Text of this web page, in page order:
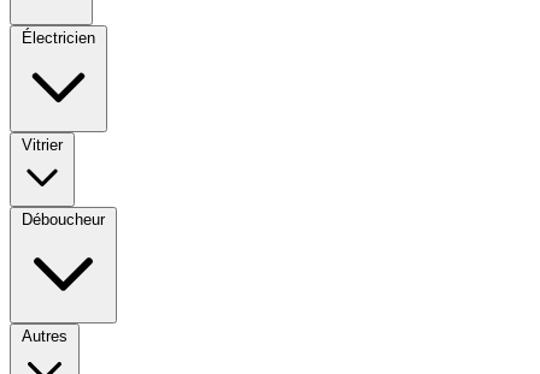
Électricien
Vitrier
Déboucheur
Autres